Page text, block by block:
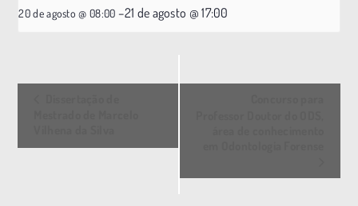
20 de agosto @ 08:00 –21 de agosto @ 17:00